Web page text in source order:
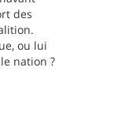
des
ou lui
nation ?